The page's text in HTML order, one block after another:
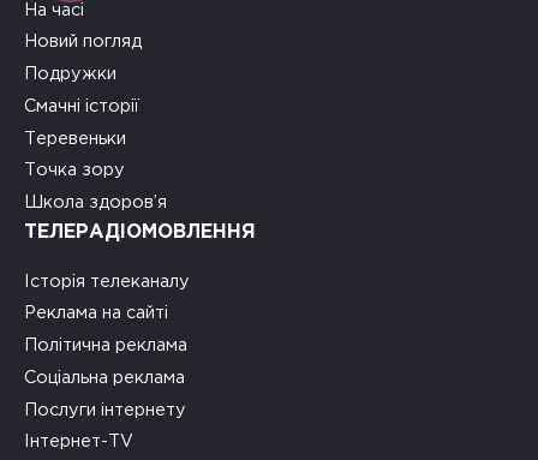
На часі
Новий погляд
Подружки
Смачні історії
Теревеньки
Точка зору
Школа здоров’я
ТЕЛЕРАДІОМОВЛЕННЯ
Історія телеканалу
Реклама на сайті
Політична реклама
Соціальна реклама
Послуги інтернету
Інтернет-TV